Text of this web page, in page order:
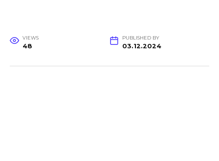
VIEWS
48
PUBLISHED BY
03.12.2024